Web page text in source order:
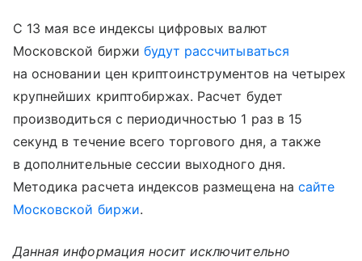
С 13 мая все индексы цифровых валют
Московской биржи будут рассчитываться
на основании цен криптоинструментов на четырех
крупнейших криптобиржах. Расчет будет
производиться с периодичностью 1 раз в 15
секунд в течение всего торгового дня, а также
в дополнительные сессии выходного дня.
Методика расчета индексов размещена на сайте
Московской биржи.
Данная информация носит исключительно